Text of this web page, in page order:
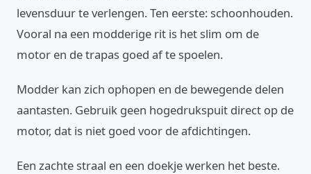
levensduur te verlengen. Ten eerste: schoonhouden.
Vooral na een modderige rit is het slim om de
motor en de trapas goed af te spoelen.
Modder kan zich ophopen en de bewegende delen
aantasten. Gebruik geen hogedrukspuit direct op de
motor, dat is niet goed voor de afdichtingen.
Een zachte straal en een doekje werken het beste.